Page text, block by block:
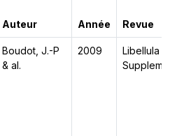
Auteur Année Revue
Boudot, J.-P
& al.
2009
Libellula